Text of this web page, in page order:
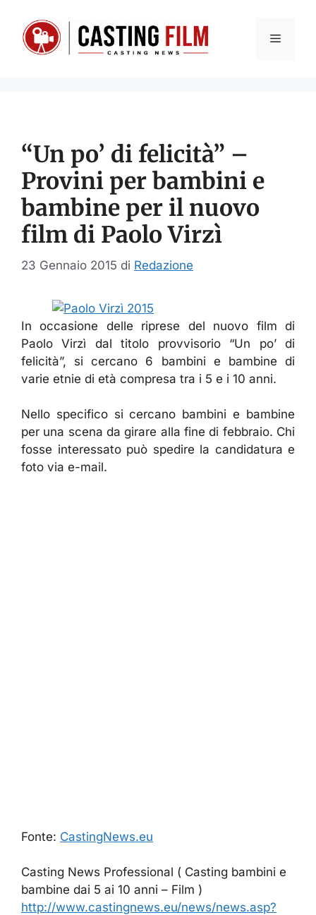
contenuto
Menu
“Un po’ di felicità” –
Provini per bambini e
bambine per il nuovo
film di Paolo Virzì
23 Gennaio 2015 di Redazione
In occasione delle riprese del nuovo film di
Paolo Virzì dal titolo provvisorio “Un po’ di
felicità”, si cercano 6 bambini e bambine di
varie etnie di età compresa tra i 5 e i 10 anni.
Nello specifico si cercano bambini e bambine
per una scena da girare alla fine di febbraio. Chi
fosse interessato può spedire la candidatura e
foto via e-mail.
Fonte: CastingNews.eu
Casting News Professional ( Casting bambini e
bambine dai 5 ai 10 anni – Film )
http://www.castingnews.eu/news/news.asp?